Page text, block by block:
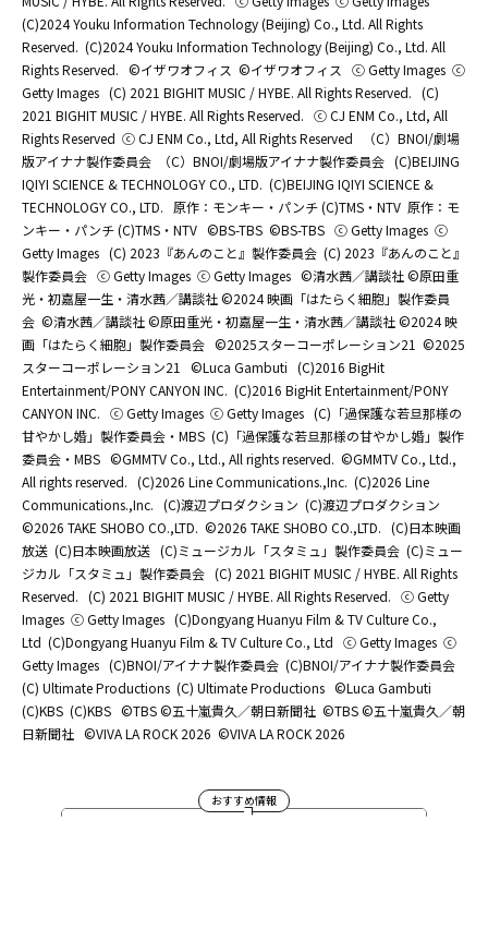
(C)2024 Youku Information Technology (Beijing) Co., Ltd. All Rights
Reserved. (C)2024 Youku Information Technology (Beijing) Co., Ltd. All
Rights Reserved. ©イザワオフィス ©イザワオフィス ⓒ Getty Images ⓒ
Getty Images (C) 2021 BIGHIT MUSIC / HYBE. All Rights Reserved. (C)
2021 BIGHIT MUSIC / HYBE. All Rights Reserved. ⓒ CJ ENM Co., Ltd, All
Rights Reserved ⓒ CJ ENM Co., Ltd, All Rights Reserved
（C）BNOI/劇場
版アイナナ製作委員会
（C）BNOI/劇場版アイナナ製作委員会 (C)BEIJING
IQIYI SCIENCE & TECHNOLOGY CO., LTD. (C)BEIJING IQIYI SCIENCE &
TECHNOLOGY CO., LTD.
原作：モンキー・パンチ (C)TMS・NTV 原作：モ
ンキー・パンチ (C)TMS・NTV ©BS-TBS ©BS-TBS ⓒ Getty Images ⓒ
Getty Images (C) 2023『あんのこと』製作委員会 (C) 2023『あんのこと』
製作委員会 ⓒ Getty Images ⓒ Getty Images ©清水茜／講談社 ©原田重
光・初嘉屋一生・清水茜／講談社 ©2024 映画「はたらく細胞」製作委員
会 ©清水茜／講談社 ©原田重光・初嘉屋一生・清水茜／講談社 ©2024 映
画「はたらく細胞」製作委員会 ©2025スターコーポレーション21 ©2025
スターコーポレーション21
©Luca Gambuti (C)2016 BigHit
Entertainment/PONY CANYON INC. (C)2016 BigHit Entertainment/PONY
CANYON INC. ⓒ Getty Images ⓒ Getty Images (C)「過保護な若旦那様の
甘やかし婚」製作委員会・MBS (C)「過保護な若旦那様の甘やかし婚」製作
委員会・MBS ©GMMTV Co., Ltd., All rights reserved. ©GMMTV Co., Ltd.,
All rights reserved. (C)2026 Line Communications.,Inc. (C)2026 Line
Communications.,Inc. (C)渡辺プロダクション (C)渡辺プロダクション
©2026 TAKE SHOBO CO.,LTD. ©2026 TAKE SHOBO CO.,LTD. (C)日本映画
放送 (C)日本映画放送 (C)ミュージカル「スタミュ」製作委員会 (C)ミュー
ジカル「スタミュ」製作委員会 (C) 2021 BIGHIT MUSIC / HYBE. All Rights
Reserved. (C) 2021 BIGHIT MUSIC / HYBE. All Rights Reserved. ⓒ Getty
Images ⓒ Getty Images (C)Dongyang Huanyu Film & TV Culture Co.,
Ltd (C)Dongyang Huanyu Film & TV Culture Co., Ltd ⓒ Getty Images ⓒ
Getty Images (C)BNOI/アイナナ製作委員会 (C)BNOI/アイナナ製作委員会
(C) Ultimate Productions (C) Ultimate Productions ©Luca Gambuti
(C)KBS (C)KBS ©TBS ©五十嵐貴久／朝日新聞社 ©TBS ©五十嵐貴久／朝
日新聞社 ©️VIVA LA ROCK 2026 ©️VIVA LA ROCK 2026
おすすめ情報